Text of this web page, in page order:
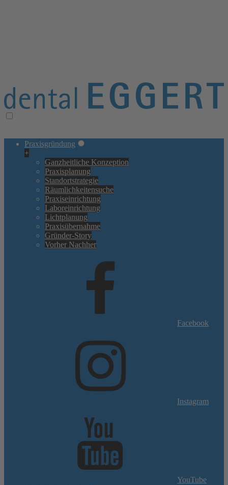
Praxisgründung
+
Ganzheitliche Konzeption
Praxisplanung
Standortstrategie
Räumlichkeitensuche
Praxiseinrichtung
Laboreinrichtung
Lichtplanung
Praxisübernahme
Gründer-Story
Vorher Nachher
Facebook
Instagram
YouTube